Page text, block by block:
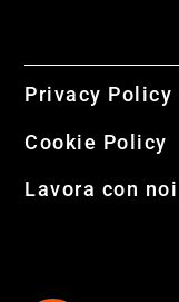
Privacy Policy
Cookie Policy
Lavora con noi